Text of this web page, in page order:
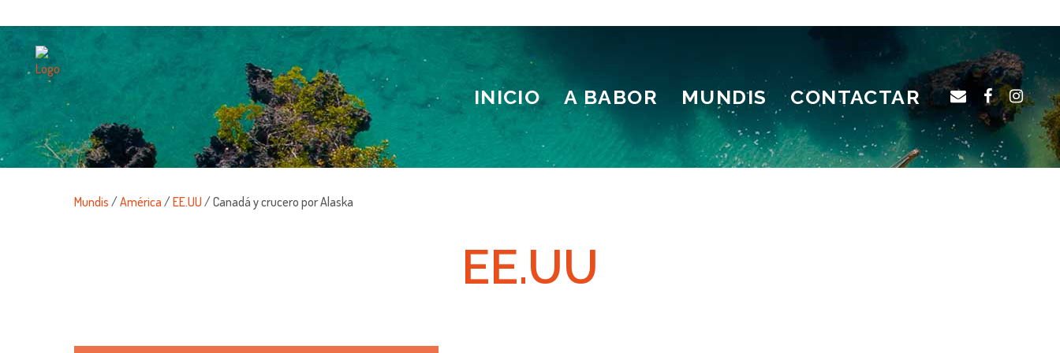
INICIO A BABOR MUNDIS CONTACTAR
Mundis /América /EE.UU / Canadá y crucero por Alaska
EE.UU